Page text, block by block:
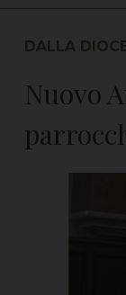
DALLA
Nuovo